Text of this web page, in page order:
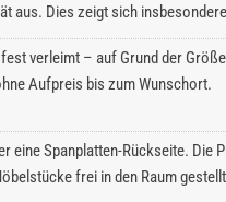
aus. Dies zeigt sich
verleimt – auf Grund der
Aufpreis bis zum Wunschort.
eine Spanplatten-Rückseite. Die
frei in den Raum